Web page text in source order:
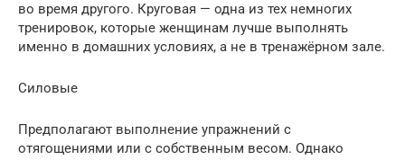
во время другого. Круговая — одна из тех немногих
тренировок, которые женщинам лучше выполнять
именно в домашних условиях, а не в тренажёрном зале.
Силовые
Предполагают выполнение упражнений с
отягощениями или с собственным весом. Однако